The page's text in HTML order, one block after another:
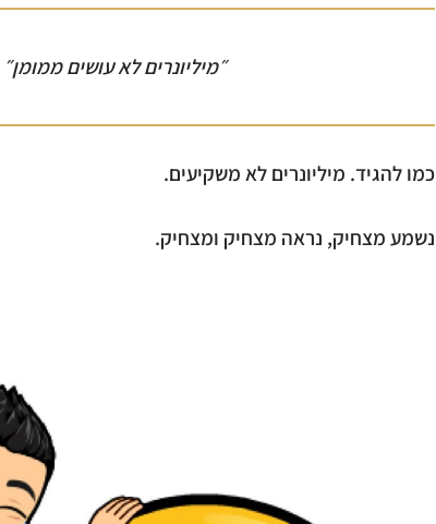
״מיליונרים לא עושים ממומן״
כמו להגיד. מיליונרים לא משקיעים.
נשמע מצחיק, נראה מצחיק ומצחיק.